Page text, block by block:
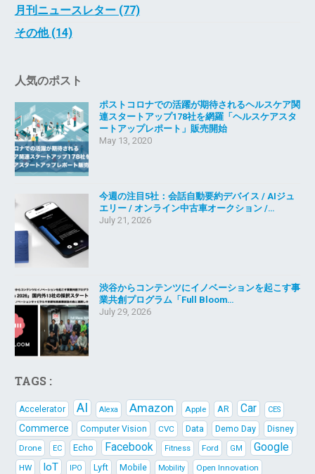
月刊ニュースレター (77)
その他 (14)
人気のポスト
ポストコロナでの活躍が期待されるヘルスケア関
連スタートアップ178社を網羅「ヘルスケアスタ
ートアップレポート」販売開始
May 13, 2020
今週の注目5社：会話自動要約デバイス / AIジュ
エリー / オンライン中古車オークション /…
July 21, 2026
渋谷からコンテンツにイノベーションを起こす事
業共創プログラム「Full Bloom…
July 29, 2026
TAGS :
Accelerator AI Alexa Amazon Apple AR Car CES
Commerce Computer Vision CVC Data Demo Day
Disney
Drone
EC Echo Facebook Fitness Ford GM Google
HW IoT IPO Lyft Mobile Mobility Open Innovation